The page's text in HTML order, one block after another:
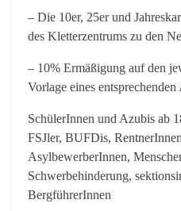
– Die 10er, 25er und
des Kletterzentrums zu den
– 10% Ermäßigung auf den
Vorlage eines entsprechenden
SchülerInnen und Azubis ab
FSJler, BUFDis,
AsylbewerberInnen,
Schwerbehinderung,
BergführerInnen